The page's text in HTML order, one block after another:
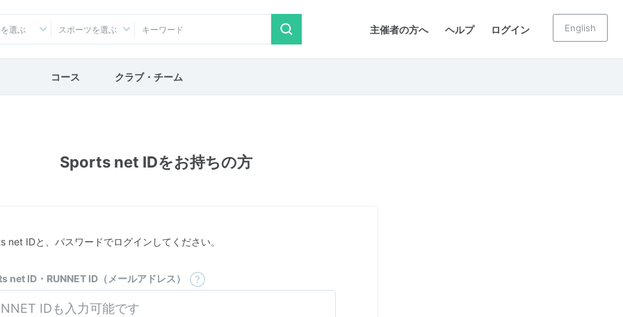
主催者の方へ ヘルプ ログイン
選ぶ スポーツを選ぶ English
コース クラブ・チーム
Sports net IDをお持ちの方
net IDと、パスワードでログインしてください。
net ID・RUNNET ID（メールアドレス）